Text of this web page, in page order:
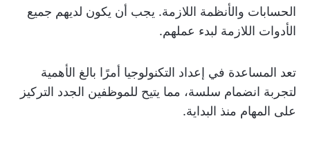
الحسابات والأنظمة اللازمة. يجب أن يكون لديهم جميع
الأدوات اللازمة لبدء عملهم.
تعد المساعدة في إعداد التكنولوجيا أمرًا بالغ الأهمية
لتجربة انضمام سلسة، مما يتيح للموظفين الجدد التركيز
على المهام منذ البداية.